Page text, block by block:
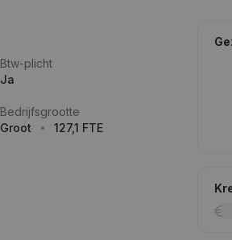
Btw-plicht
Ja
Bedrijfsgrootte
Groot
127,1 FTE